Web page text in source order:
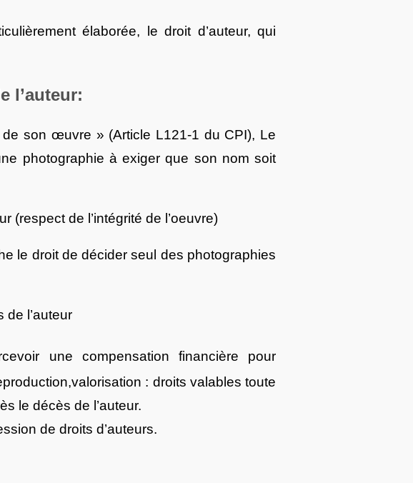
élaborée, le droit d’auteur, qui
l’auteur:
son œuvre » (Article L121-1 du CPI), Le
photographie à exiger que son nom soit
(respect de l’intégrité de l’oeuvre)
le droit de décider seul des photographies
l’auteur
une compensation financière pour
: droits valables toute
le décès de l’auteur.
de droits d’auteurs.